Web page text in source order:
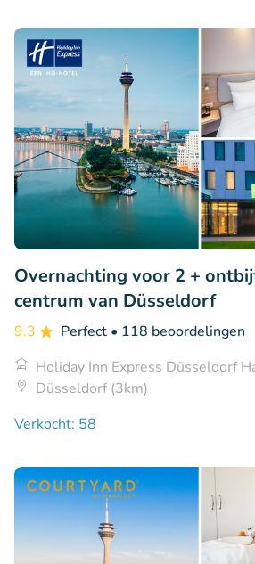
Overnachting voor 2 +
centrum van Düsseldorf
9.3 Perfect • 118 beoordelingen
Holiday Inn Express Düsseldorf
Düsseldorf (3km)
Verkocht: 58